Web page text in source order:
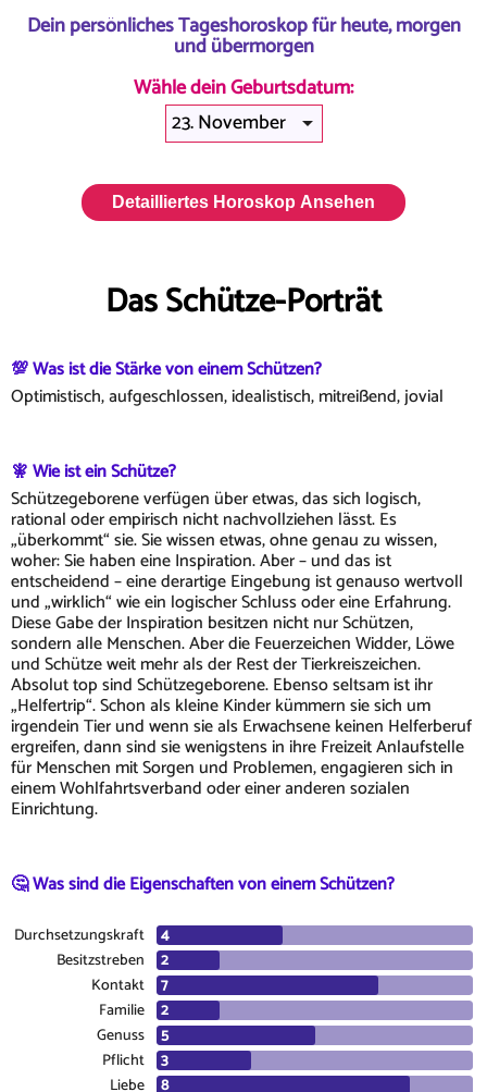
Dein persönliches Tageshoroskop für heute, morgen
und übermorgen
Wähle dein Geburtsdatum:
Detailliertes Horoskop Ansehen
Das Schütze-Porträt
💯 Was ist die Stärke von einem Schützen?
Optimistisch, aufgeschlossen, idealistisch, mitreißend, jovial
🧚 Wie ist ein Schütze?
Schützegeborene verfügen über etwas, das sich logisch,
rational oder empirisch nicht nachvollziehen lässt. Es
„überkommt“ sie. Sie wissen etwas, ohne genau zu wissen,
woher: Sie haben eine Inspiration. Aber – und das ist
entscheidend – eine derartige Eingebung ist genauso wertvoll
und „wirklich“ wie ein logischer Schluss oder eine Erfahrung.
Diese Gabe der Inspiration besitzen nicht nur Schützen,
sondern alle Menschen. Aber die Feuerzeichen Widder, Löwe
und Schütze weit mehr als der Rest der Tierkreiszeichen.
Absolut top sind Schützegeborene. Ebenso seltsam ist ihr
„Helfertrip“. Schon als kleine Kinder kümmern sie sich um
irgendein Tier und wenn sie als Erwachsene keinen Helferberuf
ergreifen, dann sind sie wenigstens in ihre Freizeit Anlaufstelle
für Menschen mit Sorgen und Problemen, engagieren sich in
einem Wohlfahrtsverband oder einer anderen sozialen
Einrichtung.
🤔 Was sind die Eigenschaften von einem Schützen?
Durchsetzungskraft
Besitzstreben
Kontakt
Familie
Genuss
Pflicht
Liebe